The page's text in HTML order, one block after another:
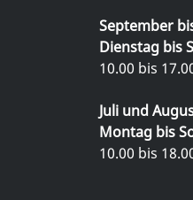
September
Dienstag bis
10.00 bis
Juli und
Montag bis
10.00 bis